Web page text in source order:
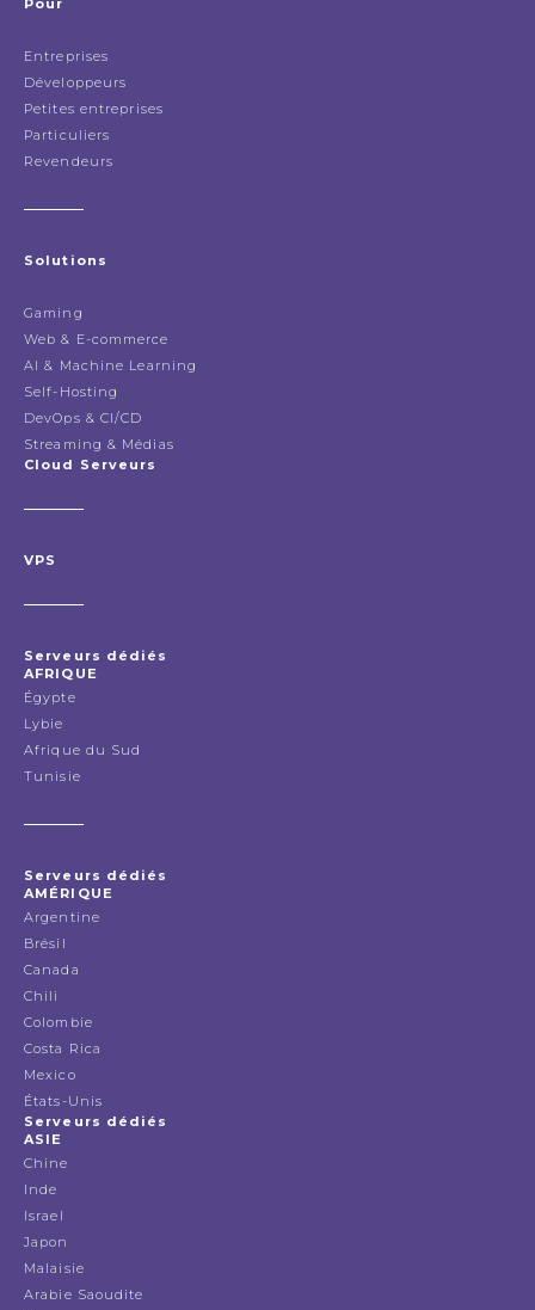
Pour
Entreprises
Développeurs
Petites entreprises
Particuliers
Revendeurs
Solutions
Gaming
Web & E-commerce
AI & Machine Learning
Self-Hosting
DevOps & CI/CD
Streaming & Médias
Cloud Serveurs
VPS
Serveurs dédiés
AFRIQUE
Égypte
Lybie
Afrique du Sud
Tunisie
Serveurs dédiés
AMÉRIQUE
Argentine
Brésil
Canada
Chili
Colombie
Costa Rica
Mexico
États-Unis
Serveurs dédiés
ASIE
Chine
Inde
Israel
Japon
Malaisie
Arabie Saoudite